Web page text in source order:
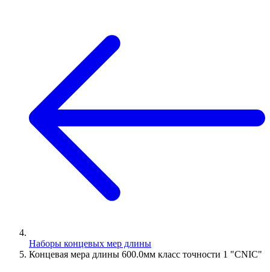
Наборы концевых мер длины
Концевая мера длины 600.0мм класс точности 1 "CNIC"